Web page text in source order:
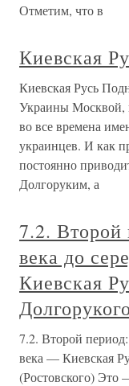
Отметим, что в
Киевская
Киевская Русь
Украины Москвой,
во все времена
украинцев. И как
постоянно
Долгоруким, а
7.2. Второй
века до
Киевская
7.2. Второй
века — Киевская
(Ростовского) Это